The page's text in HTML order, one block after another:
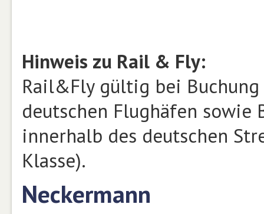
Hinweis zu Rail & Fly:
Rail&Fly gültig bei
deutschen Flughäfen sowie
innerhalb des deutschen
Klasse).
Neckermann